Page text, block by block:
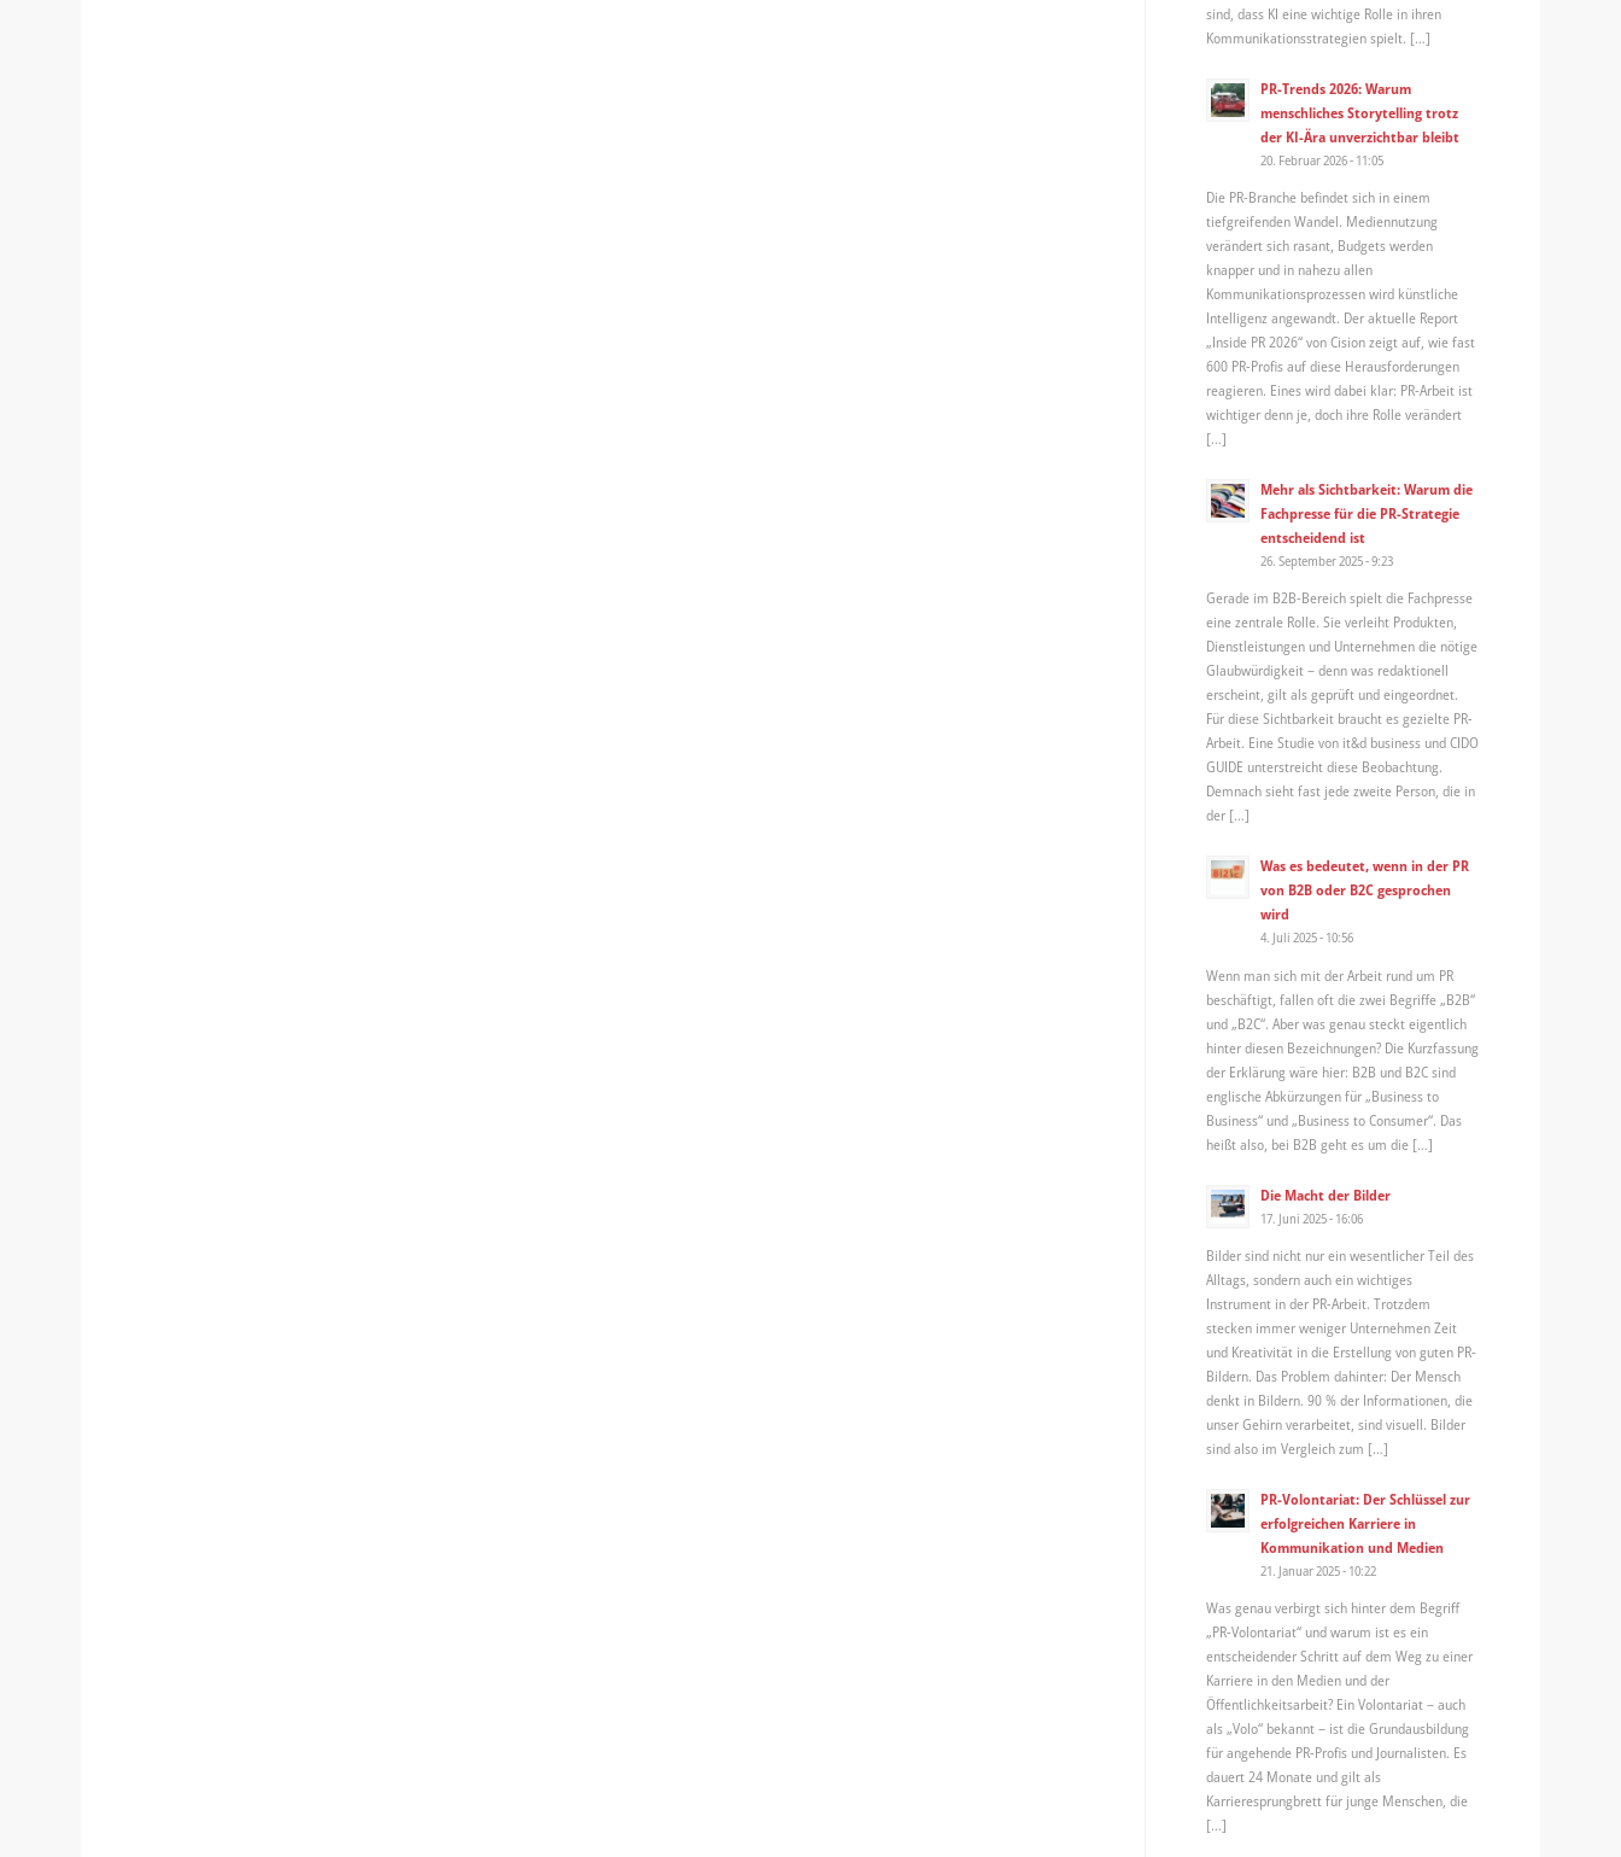
sind, dass KI eine wichtige Rolle in ihren
Kommunikationsstrategien spielt. […]
PR-Trends 2026: Warum
menschliches Storytelling trotz
der KI-Ära unverzichtbar bleibt
20. Februar 2026 - 11:05
Die PR-Branche befindet sich in einem
tiefgreifenden Wandel. Mediennutzung
verändert sich rasant, Budgets werden
knapper und in nahezu allen
Kommunikationsprozessen wird künstliche
Intelligenz angewandt. Der aktuelle Report
„Inside PR 2026“ von Cision zeigt auf, wie fast
600 PR-Profis auf diese Herausforderungen
reagieren. Eines wird dabei klar: PR-Arbeit ist
wichtiger denn je, doch ihre Rolle verändert
[…]
Mehr als Sichtbarkeit: Warum die
Fachpresse für die PR-Strategie
entscheidend ist
26. September 2025 - 9:23
Gerade im B2B-Bereich spielt die Fachpresse
eine zentrale Rolle. Sie verleiht Produkten,
Dienstleistungen und Unternehmen die nötige
Glaubwürdigkeit – denn was redaktionell
erscheint, gilt als geprüft und eingeordnet.
Für diese Sichtbarkeit braucht es gezielte PR-
Arbeit. Eine Studie von it&d business und CIDO
GUIDE unterstreicht diese Beobachtung.
Demnach sieht fast jede zweite Person, die in
der […]
Was es bedeutet, wenn in der PR
von B2B oder B2C gesprochen
wird
4. Juli 2025 - 10:56
Wenn man sich mit der Arbeit rund um PR
beschäftigt, fallen oft die zwei Begriffe „B2B“
und „B2C“. Aber was genau steckt eigentlich
hinter diesen Bezeichnungen? Die Kurzfassung
der Erklärung wäre hier: B2B und B2C sind
englische Abkürzungen für „Business to
Business“ und „Business to Consumer“. Das
heißt also, bei B2B geht es um die […]
Die Macht der Bilder
17. Juni 2025 - 16:06
Bilder sind nicht nur ein wesentlicher Teil des
Alltags, sondern auch ein wichtiges
Instrument in der PR-Arbeit. Trotzdem
stecken immer weniger Unternehmen Zeit
und Kreativität in die Erstellung von guten PR-
Bildern. Das Problem dahinter: Der Mensch
denkt in Bildern. 90 % der Informationen, die
unser Gehirn verarbeitet, sind visuell. Bilder
sind also im Vergleich zum […]
PR-Volontariat: Der Schlüssel zur
erfolgreichen Karriere in
Kommunikation und Medien
21. Januar 2025 - 10:22
Was genau verbirgt sich hinter dem Begriff
„PR-Volontariat“ und warum ist es ein
entscheidender Schritt auf dem Weg zu einer
Karriere in den Medien und der
Öffentlichkeitsarbeit? Ein Volontariat – auch
als „Volo“ bekannt – ist die Grundausbildung
für angehende PR-Profis und Journalisten. Es
dauert 24 Monate und gilt als
Karrieresprungbrett für junge Menschen, die
[…]